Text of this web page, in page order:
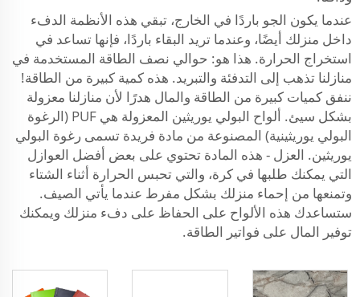
عندما يكون الجو باردًا في الخارج، تبقي هذه الأنظمة الدفء
داخل منزلك أيضًا، وعندما تريد البقاء باردًا، فإنها تساعد في
استخراج الحرارة. هذا هو: حوالي نصف الطاقة المستخدمة في
منازلنا تذهب إلى التدفئة والتبريد. هذه كمية كبيرة من الطاقة!
ننفق كميات كبيرة من الطاقة والمال هدرًا لأن منازلنا معزولة
بشكل سيئ. ألواح البولي يوريثين المعزولة هي PUF (الرغوة
البولي يوريثينية) المصنوعة من مادة فريدة تسمى رغوة البولي
يوريثين. العزل - هذه المادة تحتوي على بعض أفضل العوازل
التي يمكنك طلبها في كرة، والتي تحبس الحرارة أثناء الشتاء
وتمنعها من إحماء منزلك بشكل مفرط عندما يأتي الصيف.
ستساعدك هذه الألواح على الحفاظ على دفء منزلك ويمكنك
توفير المال على فواتير الطاقة.